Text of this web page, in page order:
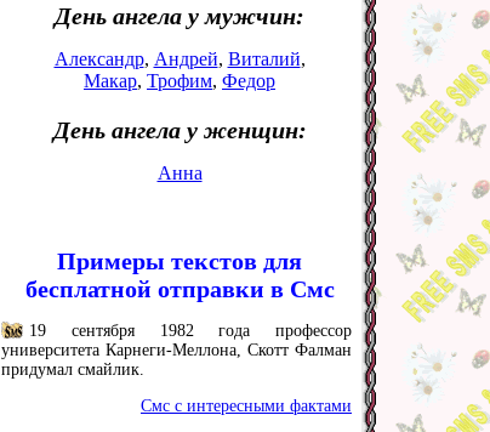
День ангела у мужчин:
Александр, Андрей, Виталий,
Макар, Трофим, Федор
День ангела у женщин:
Анна
Примеры текстов для
бесплатной отправки в Смс
19 сентября 1982 года профессор
университета Карнеги-Меллона, Скотт Фалман
придумал смайлик.
Смс с интересными фактами